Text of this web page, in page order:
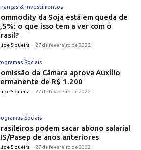
& Investimentos
da Soja está em queda de
o que isso tem a ver com o
Siqueira - 27 de fevereiro de 2022
Sociais
da Câmara aprova Auxílio
de R$ 1.200
Siqueira - 27 de fevereiro de 2022
Sociais
podem sacar abono salarial
Pasep de anos anteriores
Siqueira - 27 de fevereiro de 2022